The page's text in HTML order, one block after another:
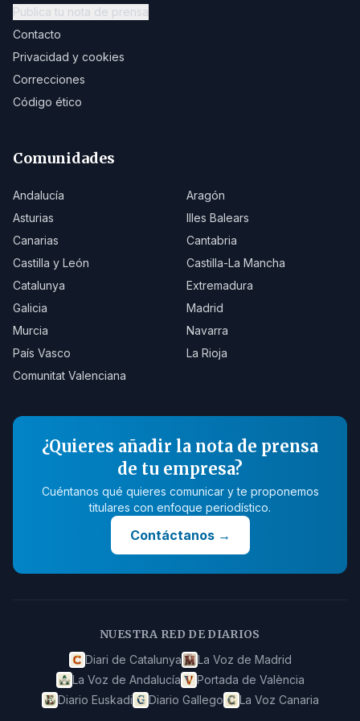
Publica tu nota de prensa
Contacto
Privacidad y cookies
Correcciones
Código ético
Comunidades
Andalucía
Aragón
Asturias
Illes Balears
Canarias
Cantabria
Castilla y León
Castilla-La Mancha
Catalunya
Extremadura
Galicia
Madrid
Murcia
Navarra
País Vasco
La Rioja
Comunitat Valenciana
¿Quieres añadir la nota de prensa
de tu empresa?
Cuéntanos qué quieres comunicar y te proponemos
titulares con enfoque periodístico.
Contáctanos→
NUESTRA RED DE DIARIOS
Diari de Catalunya
La Voz de Madrid
La Voz de Andalucía
Portada de València
Diario Euskadi
Diario Gallego La Voz Canaria